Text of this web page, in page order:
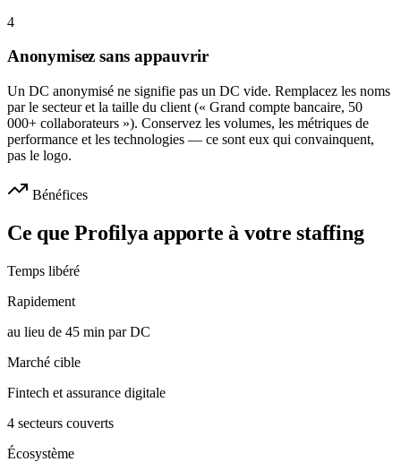
4
Anonymisez sans appauvrir
Un DC anonymisé ne signifie pas un DC vide. Remplacez les noms
par le secteur et la taille du client (« Grand compte bancaire, 50
000+ collaborateurs »). Conservez les volumes, les métriques de
performance et les technologies — ce sont eux qui convainquent,
pas le logo.
Bénéfices
Ce que Profilya apporte à votre staffing
Temps libéré
Rapidement
au lieu de 45 min par DC
Marché cible
Fintech et assurance digitale
4 secteurs couverts
Écosystème